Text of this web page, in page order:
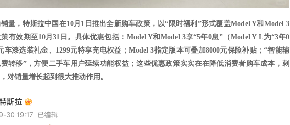
量，特斯拉中国在10月1日推出全新购车政策，以“限时福利”形式覆盖Model Y和Model 3
有效期至10月31日。具体优惠包括：Model Y和Model 3享“5年0息”（Model Y L为“3年0
车漆选装礼金、1299元特享充电权益；Model 3指定版本可叠加8000元保险补贴；“智能辅
转移”，方便二手车用户延续功能权益；这些优惠政策实实在在降低消费者购车成本，刺
对销量增长起到很大推动作用。